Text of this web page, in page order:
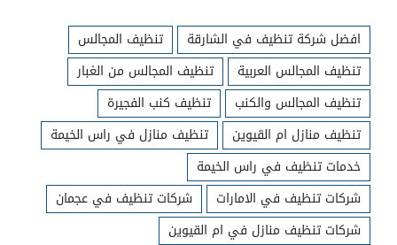
افضل شركة تنظيف في الشارقة
تنظيف المجالس
تنظيف المجالس العربية
تنظيف المجالس من الغبار
تنظيف المجالس والكنب
تنظيف كنب الفجيرة
تنظيف منازل ام القيوين
تنظيف منازل في راس الخيمة
خدمات تنظيف في راس الخيمة
شركات تنظيف في الامارات
شركات تنظيف في عجمان
شركات تنظيف منازل في ام القيوين